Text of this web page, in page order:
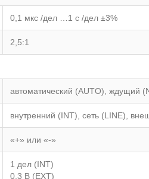
0,1 мкс /дел …1 с /дел ±3%
2,5:1
автоматический (AUTO), ждущий
внутренний (INT), сеть (LINE),
«+» или «-»
1 дел (INT)
0,3 В (EXT)